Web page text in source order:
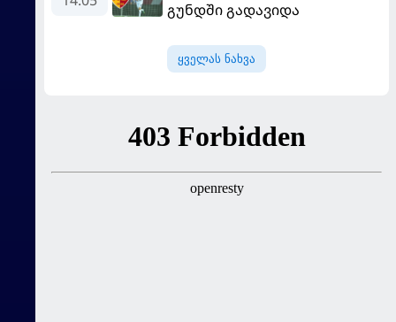
გუნდში გადავიდა
ყველას ნახვა